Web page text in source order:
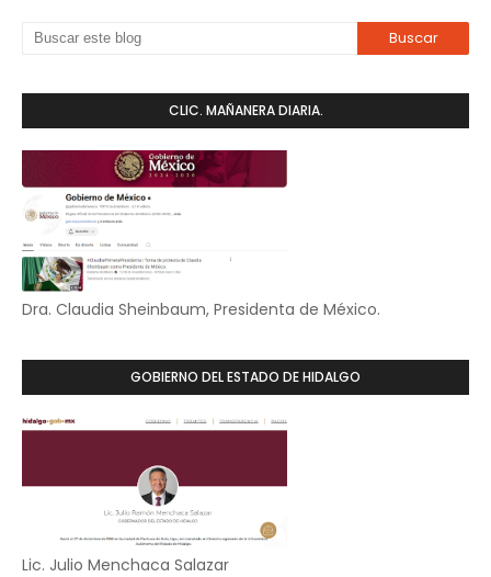
CLIC. MAÑANERA DIARIA.
Dra. Claudia Sheinbaum, Presidenta de México.
GOBIERNO DEL ESTADO DE HIDALGO
Lic. Julio Menchaca Salazar